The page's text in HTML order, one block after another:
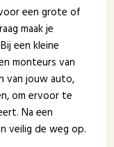
een grote of
maak je
een kleine
monteurs van
van jouw auto,
om ervoor te
Na een
veilig de weg op.